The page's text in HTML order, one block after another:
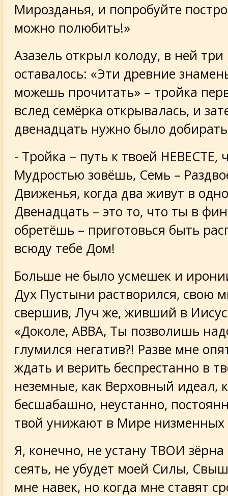
Мирозданья, и попробуйте
можно полюбить!»
Азазель открыл колоду, в ней
оставалось: «Эти древние
можешь прочитать» – тройка
вслед семёрка открывалась, и
двенадцать нужно было
- Тройка – путь к твоей НЕВЕСТЕ,
Мудростью зовёшь, Семь –
Движенья, когда два живут в
Двенадцать – это то, что ты в
обретёшь – приготовься быть
всюду тебе Дом!
Больше не было усмешек и
Дух Пустыни растворился, свою
свершив, Луч же, живший в
«Доколе, АВВА, Ты позволишь
глумился негатив?! Разве мне
ждать и верить беспрестанно в
неземные, как Верховный идеал,
бесшабашно, неустанно,
твой унижают в Мире низменных
Я, конечно, не устану ТВОИ
сеять, не убудет моей Силы,
мне навек, но когда мне ставят